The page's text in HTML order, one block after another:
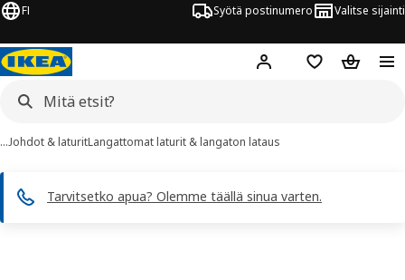
FI Syötä postinumero Valitse sijainti
Hej! Kirjaudu sisään
Suosikit
…Johdot & laturitLangattomat laturit & langaton lataus
Tarvitsetko apua? Olemme täällä sinua varten.